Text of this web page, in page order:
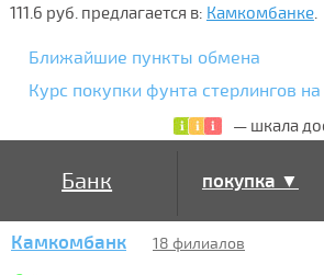
111.6 руб. предлагается в: Камкомбанке.
Ближайшие пункты обмена
Курс покупки фунта стерлингов на
— шкала
Банк покупка ▼
Камкомбанк 18 филиалов